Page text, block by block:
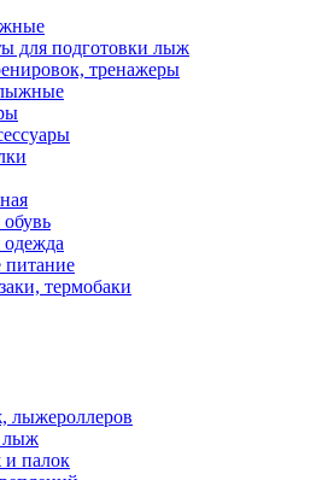
для подготовки лыж
тренажеры
питание
термобаки
лыжероллеров
лыж
палок